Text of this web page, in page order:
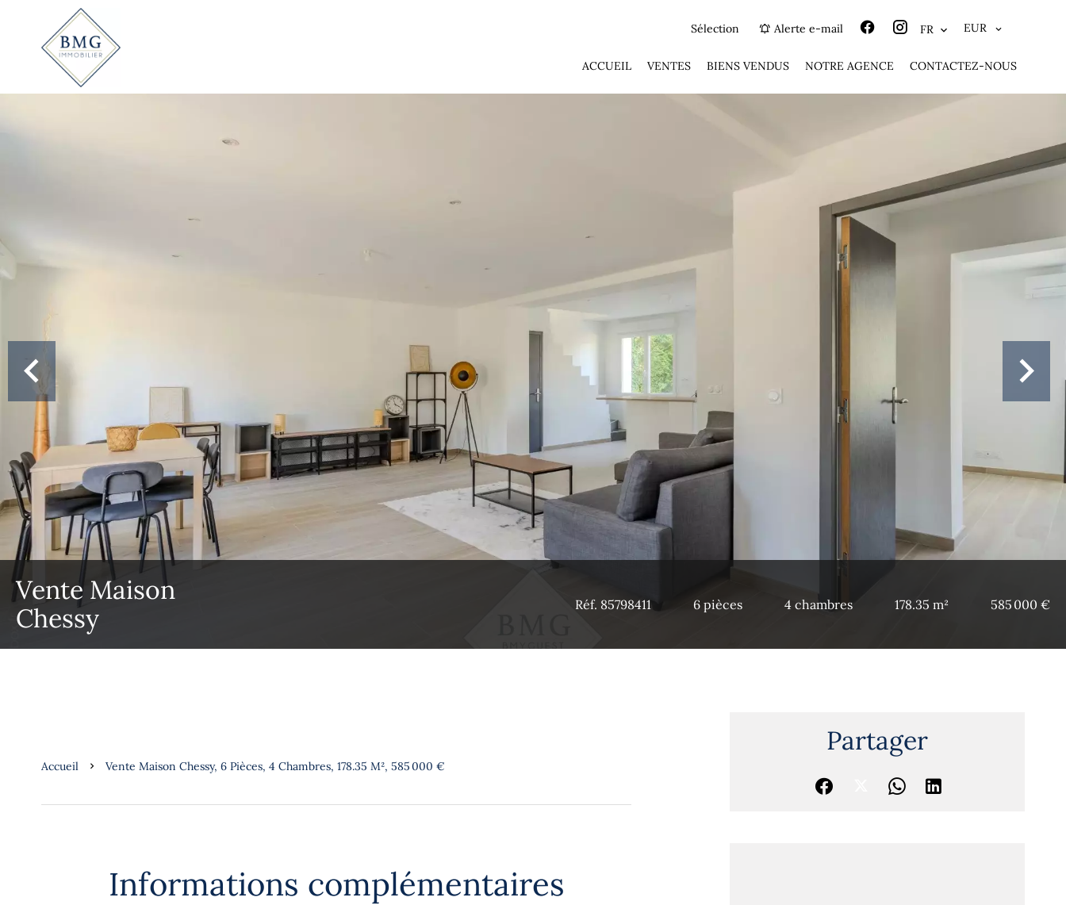
Sélection Alerte e-mail FR EUR
ACCUEIL VENTES BIENS VENDUS NOTRE AGENCE CONTACTEZ-NOUS
Vente Maison
Chessy
Réf. 85798411 6 pièces 4 chambres 178.35 m² 585 000 €
Accueil Vente Maison Chessy, 6 Pièces, 4 Chambres, 178.35 M², 585 000 €
Informations complémentaires
Partager